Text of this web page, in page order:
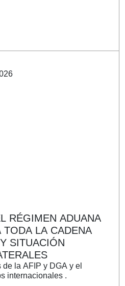
RÉGIMEN ADUANA
TODA LA CADENA
SITUACIÓN
la AFIP y DGA y el
internacionales .